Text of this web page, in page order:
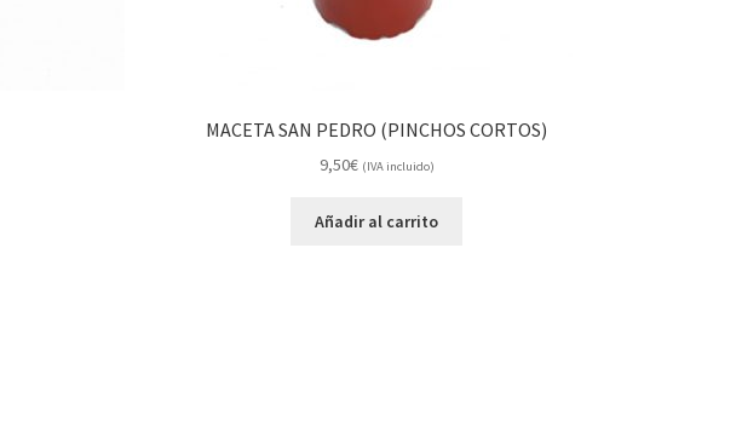
MACETA SAN PEDRO (PINCHOS CORTOS)
9,50€ (IVA incluido)
Añadir al carrito